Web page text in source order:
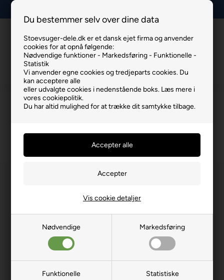
Du bestemmer selv over dine data
Stoevsuger-dele.dk er et dansk ejet firma og anvender
cookies for at opnå følgende:
Nødvendige funktioner - Markedsføring - Funktionelle -
Statistik
Vi anvender egne cookies og tredjeparts cookies. Du
kan acceptere alle
eller udvalgte cookies i nedenstående boks. Læs mere i
vores cookiepolitik.
Du har altid mulighed for at trække dit samtykke tilbage.
Nødvendige Markedsføring
Funktionelle Statistiske
Vis cookie detaljer
InfoKurv
Miele
Støvsugerslanger